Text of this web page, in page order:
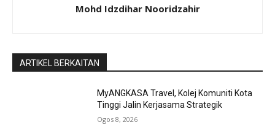
Mohd Idzdihar Nooridzahir
ARTIKEL BERKAITAN
MyANGKASA Travel, Kolej Komuniti Kota
Tinggi Jalin Kerjasama Strategik
Ogos 8, 2026